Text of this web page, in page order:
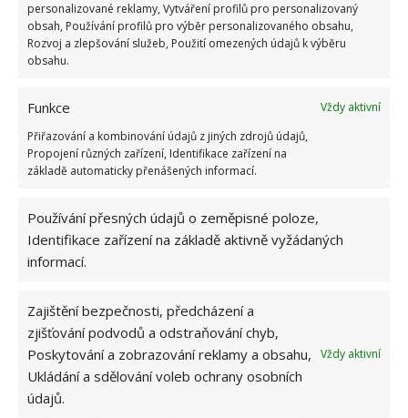
personalizované reklamy, Vytváření profilů pro personalizovaný
obsah, Používání profilů pro výběr personalizovaného obsahu,
Rozvoj a zlepšování služeb, Použití omezených údajů k výběru
obsahu.
Funkce
Vždy aktivní
Přiřazování a kombinování údajů z jiných zdrojů údajů,
Propojení různých zařízení, Identifikace zařízení na
základě automaticky přenášených informací.
Používání přesných údajů o zeměpisné poloze,
Identifikace zařízení na základě aktivně vyžádaných
informací.
Zajištění bezpečnosti, předcházení a
zjišťování podvodů a odstraňování chyb,
Poskytování a zobrazování reklamy a obsahu,
Ukládání a sdělování voleb ochrany osobních
údajů.
Vždy aktivní
Tip pro vás
Starých ručníků
prádla, jak jsme se už dříve zmínili na webu
BydlímeÚtulně.